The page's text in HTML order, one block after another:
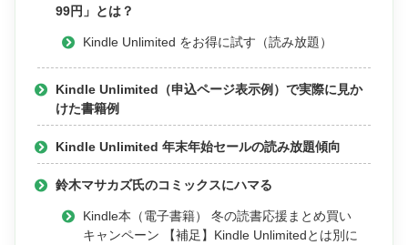
99円」とは？
Kindle Unlimited をお得に試す（読み放題）
Kindle Unlimited（申込ページ表示例）で実際に見か
けた書籍例
Kindle Unlimited 年末年始セールの読み放題傾向
鈴木マサカズ氏のコミックスにハマる
Kindle本（電子書籍） 冬の読書応援まとめ買い
キャンペーン 【補足】Kindle Unlimitedとは別に